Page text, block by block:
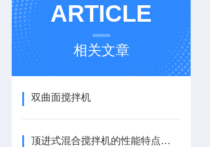
ARTICLE
相关文章
双曲面搅拌机
顶进式混合搅拌机的性能特点，一看便知